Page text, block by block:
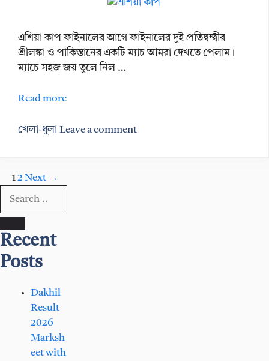
এশিয়া কাপ ফাইনালের আগে ফাইনালের দুই প্রতিদ্বন্দ্বীর
শ্রীলঙ্কা ও পাকিস্তানের একটি ম্যাচ আমরা দেখতে পেলাম।
ম্যাচে সহজ জয় তুলে নিল …
Read more
Categories
খেলা-ধুলা Leave a comment
Page
1 Page
2Next →
Recent
Posts
Dakhil
Result
2026
Marksh
eet with